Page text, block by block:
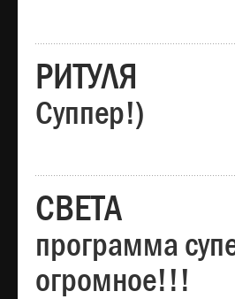
РИТУЛЯ
Суппер!)
СВЕТА
программа
огромное!!!